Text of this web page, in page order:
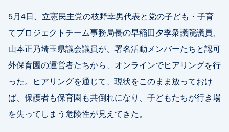
5月4日、立憲民主党の枝野幸男代表と党の子ども・子育
てプロジェクトチーム事務局長の早稲田夕季衆議院議員、
山本正乃埼玉県議会議員が、署名活動メンバーたちと認可
外保育園の運営者たちから、オンラインでヒアリングを行
った。ヒアリングを通じて、現状をこのまま放っておけ
ば、保護者も保育園も共倒れになり、子どもたちが行き場
を失ってしまう危険性が見えてきた。